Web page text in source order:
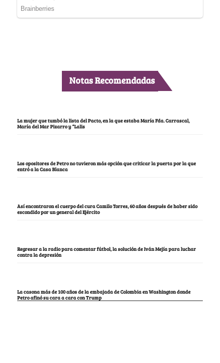
Notas Recomendadas
La mujer que tumbó la lista del Pacto, en la que estaba María Fda. Carrascal,
María del Mar Pizarro y “Lalis
Los opositores de Petro no tuvieron más opción que criticar la puerta por la que
entró a la Casa Blanca
Así encontraron el cuerpo del cura Camilo Torres, 60 años después de haber sido
escondido por un general del Ejército
Regresar a la radio para comentar fútbol, la solución de Iván Mejía para luchar
contra la depresión
La casona más de 100 años de la embajada de Colombia en Washington donde
Petro afinó su cara a cara con Trump